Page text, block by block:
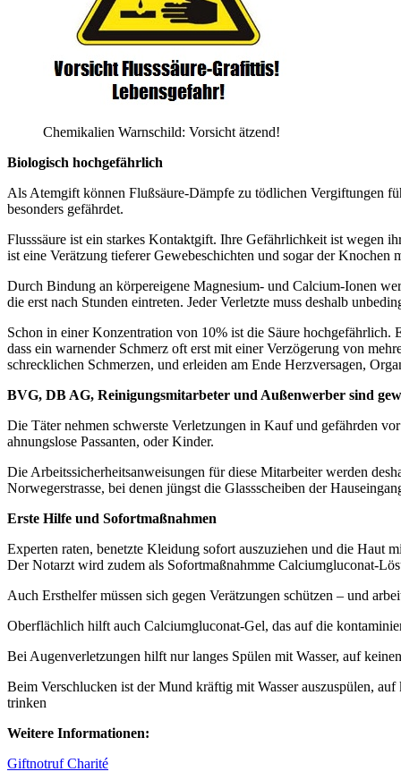
Chemikalien Warnschild: Vorsicht ätzend!
Biologisch hochgefährlich
Als Atemgift können Flußsäure-Dämpfe zu tödlichen Vergiftungen
besonders gefährdet.
Flusssäure ist ein starkes Kontaktgift. Ihre Gefährlichkeit ist wegen
ist eine Verätzung tieferer Gewebeschichten und sogar der
Durch Bindung an körpereigene Magnesium- und Calcium-Ionen
die erst nach Stunden eintreten. Jeder Verletzte muss deshalb
Schon in einer Konzentration von 10% ist die Säure
dass ein warnender Schmerz oft erst mit einer Verzögerung von
schrecklichen Schmerzen, und erleiden am Ende Herzversagen,
BVG, DB AG, Reinigungsmitarbeter und Außenwerber sind
Die Täter nehmen schwerste Verletzungen in Kauf und gefährden
ahnungslose Passanten, oder Kinder.
Die Arbeitssicherheitsanweisungen für diese Mitarbeiter werden
Norwegerstrasse, bei denen jüngst die Glassscheiben der
Erste Hilfe und Sofortmaßnahmen
Experten raten, benetzte Kleidung sofort auszuziehen und die Haut
Der Notarzt wird zudem als Sofortmaßnahmme Calciumgluconat-
Auch Ersthelfer müssen sich gegen Verätzungen schützen – und
Oberflächlich hilft auch Calciumgluconat-Gel, das auf die
Bei Augenverletzungen hilft nur langes Spülen mit Wasser, auf
Beim Verschlucken ist der Mund kräftig mit Wasser auszuspülen,
trinken
Weitere Informationen:
Giftnotruf Charité